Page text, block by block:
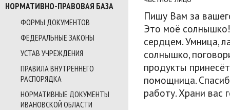
НОРМАТИВНО-ПРАВОВАЯ БАЗА
ФОРМЫ ДОКУМЕНТОВ
ФЕДЕРАЛЬНЫЕ ЗАКОНЫ
УСТАВ УЧРЕЖДЕНИЯ
ПРАВИЛА ВНУТРЕННЕГО
РАСПОРЯДКА
НОРМАТИВНЫЕ ДОКУМЕНТЫ
ИВАНОВСКОЙ ОБЛАСТИ
Пишу Вам за
Это моё
сердцем. Умница,
солнышко,
продукты
помощница.
работу. Храни вас